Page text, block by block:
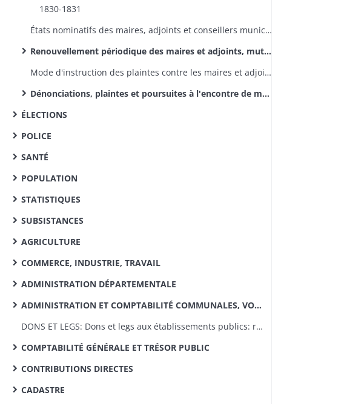
1830-1831
États nominatifs des maires, adjoints et conseillers municipaux en exercice en février-mars 1820 et en décembre 1822- janvier 1823
Renouvellement périodique des maires et adjoints, mutations entre deux renouvellements (à la suite de décès, démission ou révocation)
Mode d'instruction des plaintes contre les maires et adjoints
Dénonciations, plaintes et poursuites à l'encontre de maires, d'adjoints et de secrétaires de mairie (dossiers dans l'ordre alphabétique des communes)
ÉLECTIONS
POLICE
SANTÉ
POPULATION
STATISTIQUES
SUBSISTANCES
AGRICULTURE
COMMERCE, INDUSTRIE, TRAVAIL
ADMINISTRATION DÉPARTEMENTALE
ADMINISTRATION ET COMPTABILITÉ COMMUNALES, VOIRIE VICINALE
DONS ET LEGS: Dons et legs aux établissements publics: réglementation, statistiques
COMPTABILITÉ GÉNÉRALE ET TRÉSOR PUBLIC
CONTRIBUTIONS DIRECTES
CADASTRE